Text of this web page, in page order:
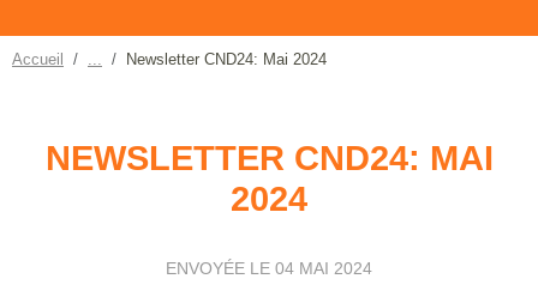
Accueil Newsletter CND24: Mai 2024
NEWSLETTER CND24: MAI
2024
ENVOYÉE LE 04 MAI 2024